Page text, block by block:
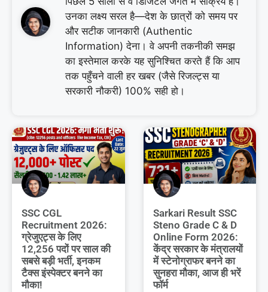
उनका लक्ष्य सरल है—देश के छात्रों को समय पर
और सटीक जानकारी (Authentic
Information) देना। वे अपनी तकनीकी समझ
का इस्तेमाल करके यह सुनिश्चित करते हैं कि आप
तक पहुँचने वाली हर खबर (जैसे रिजल्ट्स या
सरकारी नौकरी) 100% सही हो।
SSC CGL
Recruitment 2026:
ग्रेजुएट्स के लिए
12,256 पदों पर साल की
सबसे बड़ी भर्ती, इनकम
टैक्स इंस्पेक्टर बनने का
मौका!
Sarkari Result SSC
Steno Grade C & D
Online Form 2026:
केंद्र सरकार के मंत्रालयों
में स्टेनोग्राफर बनने का
सुनहरा मौका, आज ही भरें
फॉर्म